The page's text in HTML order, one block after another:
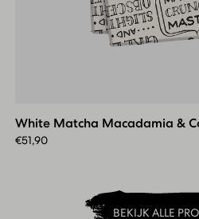
&
Cookie
White Matcha Macadamia &
€51,90
BEKIJK ALLE